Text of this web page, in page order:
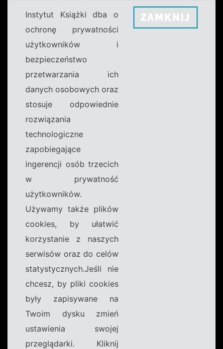
Instytut Książki dba o
ochronę prywatności
użytkowników i
bezpieczeństwo
przetwarzania ich
danych osobowych oraz
stosuje odpowiednie
rozwiązania
technologiczne
zapobiegające
ingerencji osób trzecich
w prywatność
użytkowników.
Używamy także plików
cookies, by ułatwić
korzystanie z naszych
serwisów oraz do celów
statystycznych.Jeśli nie
chcesz, by pliki cookies
były zapisywane na
Twoim dysku zmień
ustawienia swojej
przeglądarki. Kliknij
ZAMKNIJ